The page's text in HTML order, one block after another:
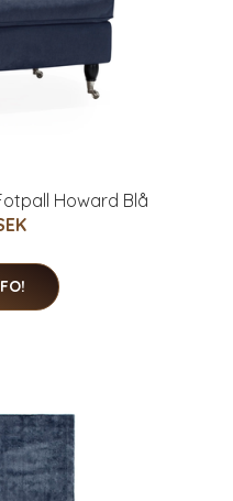
Howard Blå